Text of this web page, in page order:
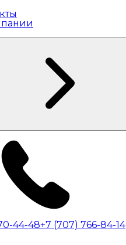
44-48+7 (707) 766-84-14